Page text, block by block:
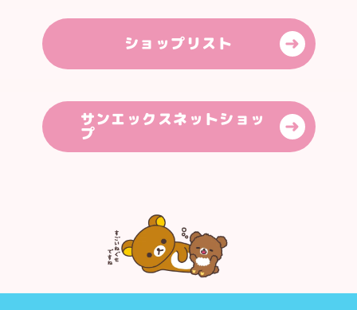
ショップリスト
サンエックスネットショッ
プ